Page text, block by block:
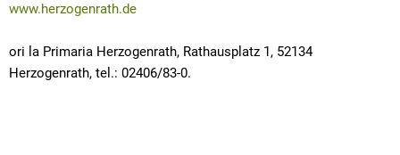
www.herzogenrath.de
ori la Primaria Herzogenrath, Rathausplatz 1, 52134
Herzogenrath, tel.: 02406/83-0.